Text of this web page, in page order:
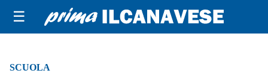
☰
SCUOLA